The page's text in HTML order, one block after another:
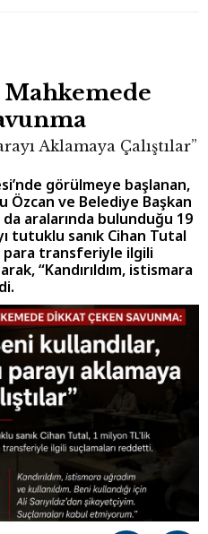
Aklamaya Çalıştılar”
görülmeye başlanan,
Özcan ve Belediye Başkan
da aralarında bulunduğu 19
tutuklu sanık Cihan Tutal
para transferiyle ilgili
“Kandırıldım, istismara